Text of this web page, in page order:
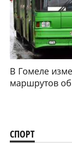
В Гомеле
маршрутов
СПОРТ